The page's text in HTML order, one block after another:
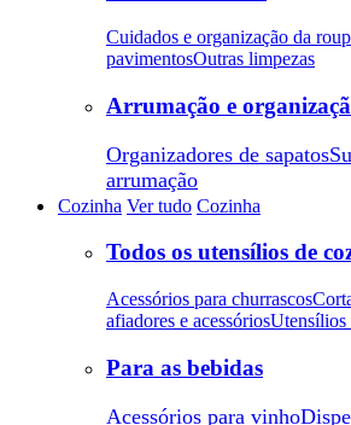
Cuidados e organização da
pavimentosOutras limpezas
Arrumação e
Organizadores de sapatos
arrumação
Cozinha Ver tudo Cozinha
Todos os utensílios de
Acessórios para churrascos
afiadores e acessóriosUtensílios
Para as bebidas
Acessórios para vinho